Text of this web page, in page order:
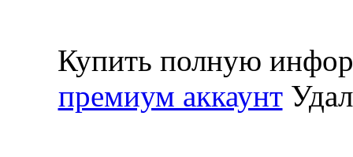
Купить полную
премиум аккаунт